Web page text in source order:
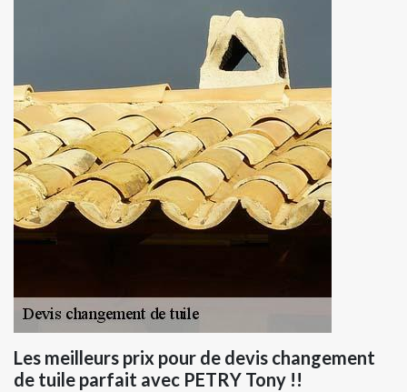
Les meilleurs prix pour de devis changement
de tuile parfait avec PETRY Tony !!